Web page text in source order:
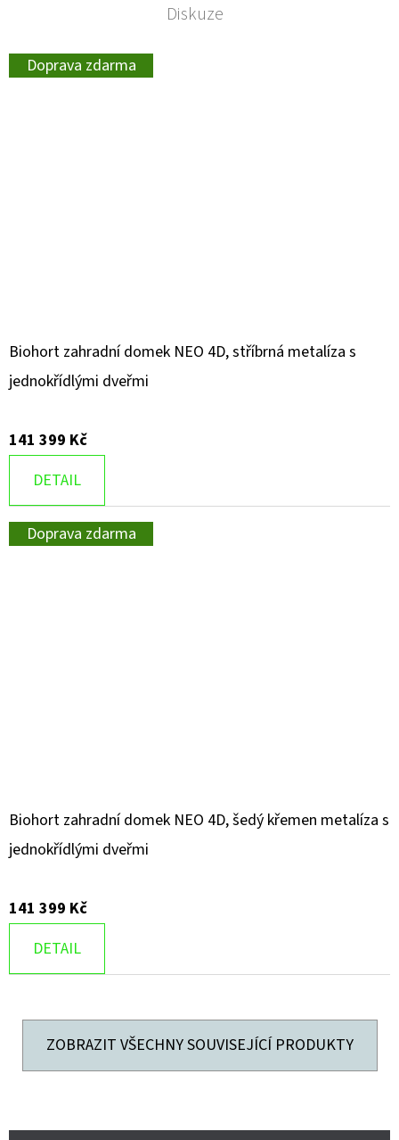
Diskuze
Doprava zdarma
Biohort zahradní domek NEO 4D, stříbrná metalíza s
jednokřídlými dveřmi
141 399 Kč
DETAIL
Doprava zdarma
Biohort zahradní domek NEO 4D, šedý křemen metalíza s
jednokřídlými dveřmi
141 399 Kč
DETAIL
ZOBRAZIT VŠECHNY SOUVISEJÍCÍ PRODUKTY